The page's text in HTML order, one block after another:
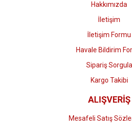
Gönder
Hakkımızda
İletişim
İletişim Formu
Havale Bildirim
Sipariş Sorgula
Kargo Takibi
ALIŞVERİŞ
Mesafeli Satış